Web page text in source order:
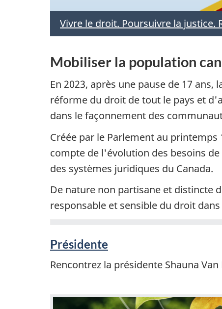
Vivre le droit. Poursuivre la justice.
Mobiliser la population
En 2023, après une pause de 17
réforme du droit de tout le pays et
dans le façonnement des
Créée par le Parlement au printemps
compte de l'évolution des besoins
des systèmes juridiques du Canada.
De nature non partisane et distincte
responsable et sensible du droit
Présidente
Rencontrez la présidente Shauna Van